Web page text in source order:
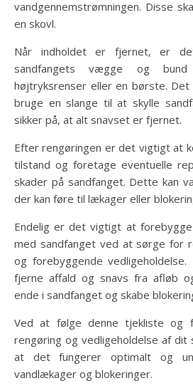
vandgennemstrømningen. Disse
en skovl.
Når indholdet er fjernet, er
sandfangets vægge og
højtryksrenser eller en børste.
bruge en slange til at skylle
sikker på, at alt snavset er fjernet.
Efter rengøringen er det vigtigt at
tilstand og foretage eventuelle
skader på sandfanget. Dette kan
der kan føre til lækager eller
Endelig er det vigtigt at
med sandfanget ved at sørge for
og forebyggende
fjerne affald og snavs fra afløb
ende i sandfanget og skabe
Ved at følge denne tjekliste og
rengøring og vedligeholdelse af dit
at det fungerer optimalt og
vandlækager og blokeringer.